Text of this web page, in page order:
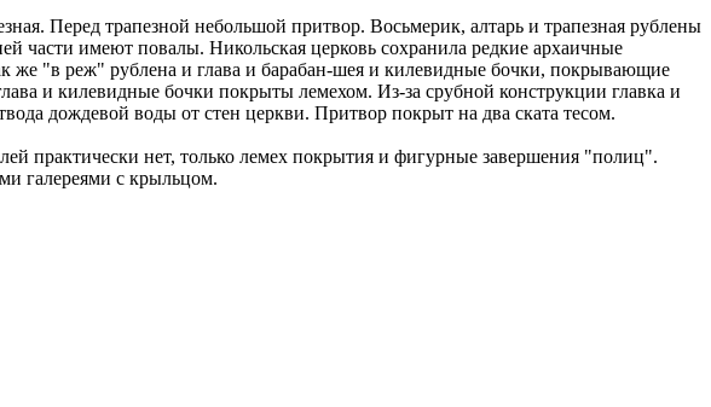
Перед трапезной небольшой притвор. Восьмерик, алтарь и трапезная рублены
части имеют повалы. Никольская церковь сохранила редкие архаичные
же "в реж" рублена и глава и барабан-шея и килевидные бочки, покрывающие
и килевидные бочки покрыты лемехом. Из-за срубной конструкции главка и
дождевой воды от стен церкви. Притвор покрыт на два ската тесом.
практически нет, только лемех покрытия и фигурные завершения "полиц".
галереями с крыльцом.